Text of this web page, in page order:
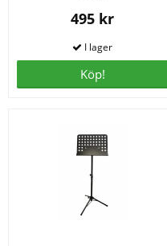
495 kr
Köp!